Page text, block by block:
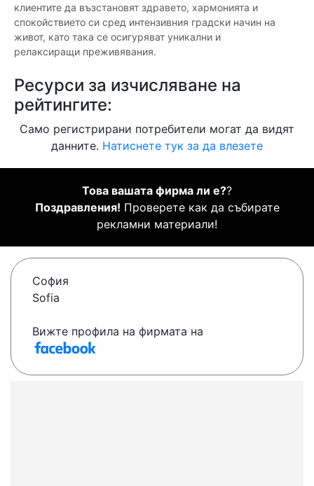
клиентите да възстановят здравето, хармонията и
спокойствието си сред интензивния градски начин на
живот, като така се осигуряват уникални и
релаксиращи преживявания.
Ресурси за изчисляване на
рейтингите:
Само регистрирани потребители могат да видят
данните. Натиснете тук за да влезете
Това вашата фирма ли е??
Поздравления! Проверете как да събирате
рекламни материали!
София
Sofia
Вижте профила на фирмата на